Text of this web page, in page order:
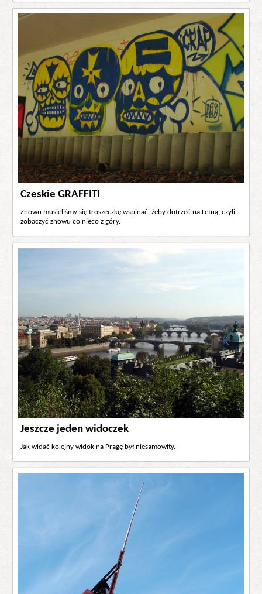
Czeskie GRAFFITI
Znowu musieliśmy się troszeczkę wspinać, żeby dotrzeć na Letną, czyli
zobaczyć znowu co nieco z góry.
Jeszcze jeden widoczek
Jak widać kolejny widok na Pragę był niesamowity.